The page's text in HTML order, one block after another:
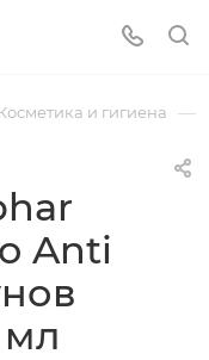
и гигиена —
Anti